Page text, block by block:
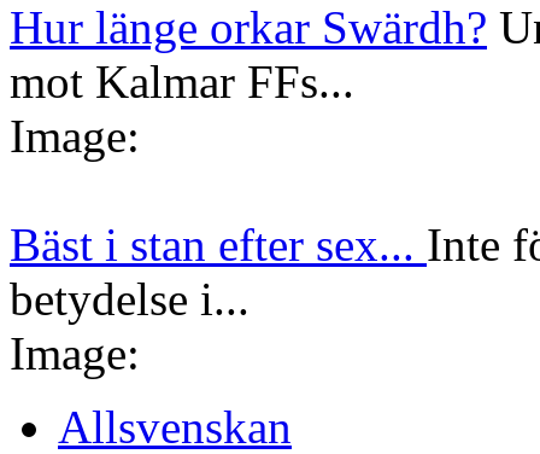
Hur länge orkar Swärdh?
mot Kalmar FFs...
Image:
Bäst i stan efter sex... Inte
betydelse i...
Image:
Allsvenskan